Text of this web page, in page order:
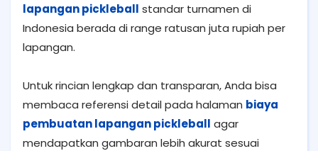
lapangan pickleball standar turnamen di
Indonesia berada di range ratusan juta rupiah per
lapangan.
Untuk rincian lengkap dan transparan, Anda bisa
membaca referensi detail pada halaman biaya
pembuatan lapangan pickleball agar
mendapatkan gambaran lebih akurat sesuai